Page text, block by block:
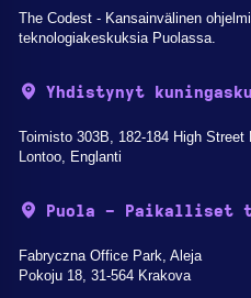
The Codest - Kansainvälinen
teknologiakeskuksia Puolassa.
Yhdistynyt
Toimisto 303B, 182-184 High Street
Lontoo, Englanti
Puola - Paikalliset
Fabryczna Office Park, Aleja
Pokoju 18, 31-564 Krakova